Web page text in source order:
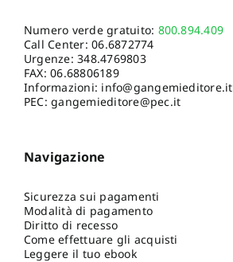
Numero verde gratuito: 800.894.409
Call Center:06.6872774
Urgenze:348.4769803
FAX: 06.68806189
Informazioni: info@gangemieditore.it
PEC: gangemieditore@pec.it
Navigazione
Sicurezza sui pagamenti
Modalità di pagamento
Diritto di recesso
Come effettuare gli acquisti
Leggere il tuo ebook